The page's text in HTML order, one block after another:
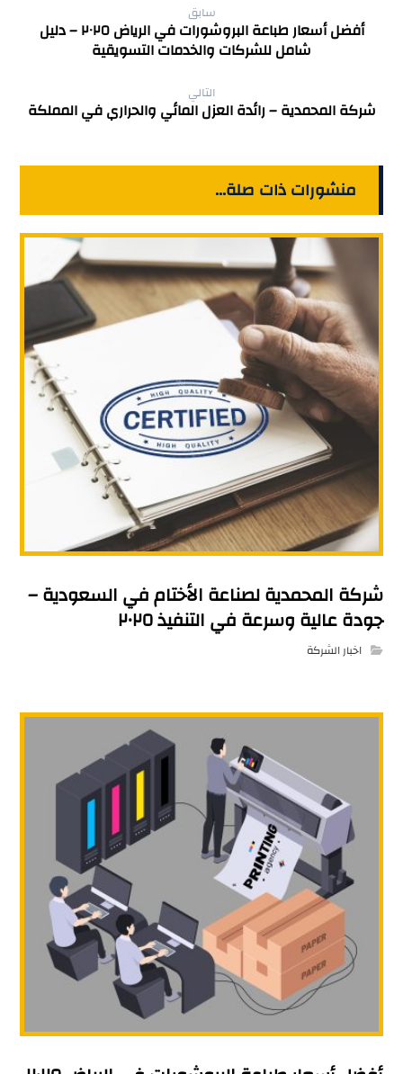
سابق
أفضل أسعار طباعة البروشورات في الرياض ٢٠٢٥ – دليل
شامل للشركات والخدمات التسويقية
التالي
شركة المحمدية – رائدة العزل المائي والحراري في المملكة
منشورات ذات صلة...
شركة المحمدية لصناعة الأختام في السعودية –
جودة عالية وسرعة في التنفيذ ٢٠٢٥
اخبار الشركة